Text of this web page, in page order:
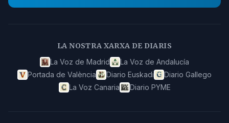
LA NOSTRA XARXA DE DIARIS
La Voz de Madrid
La Voz de Andalucía
Portada de València
Diario Euskadi
Diario Gallego
La Voz Canaria
Diario PYME